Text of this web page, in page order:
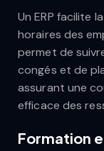
Un ERP facilite
horaires des
permet de
congés et de
assurant une
efficace des
Formation